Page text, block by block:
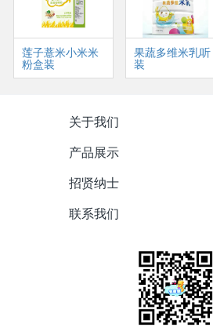
莲子薏米小米米
粉盒装
果蔬多维米乳听
装
关于我们
产品展示
招贤纳士
联系我们